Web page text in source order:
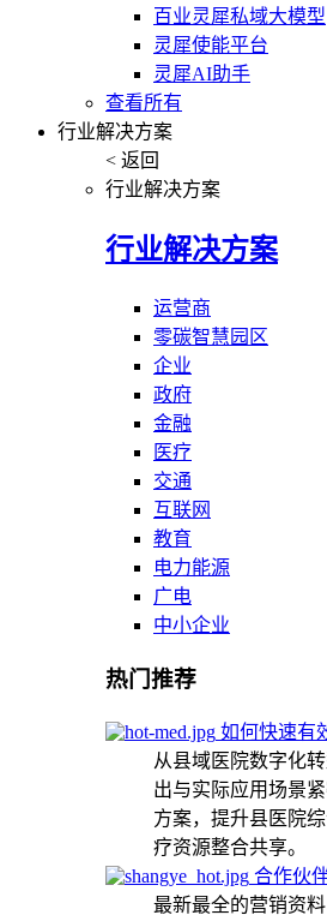
百业灵犀私域大模型
灵犀使能平台
灵犀AI助手
查看所有
行业解决方案
< 返回
行业解决方案
行业解决方案
运营商
零碳智慧园区
企业
政府
金融
医疗
交通
互联网
教育
电力能源
广电
中小企业
热门推荐
如何快速有
从县域医院数字化
出与实际应用场景
方案，提升县医院
疗资源整合共享。
合作伙
最新最全的营销资